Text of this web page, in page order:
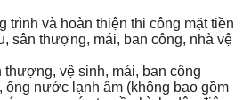
trình và hoàn thiện thi công mặt tiền
sân thượng, mái, ban công, nhà vệ
thượng, vệ sinh, mái, ban công
ống nước lạnh âm (không bao gồm